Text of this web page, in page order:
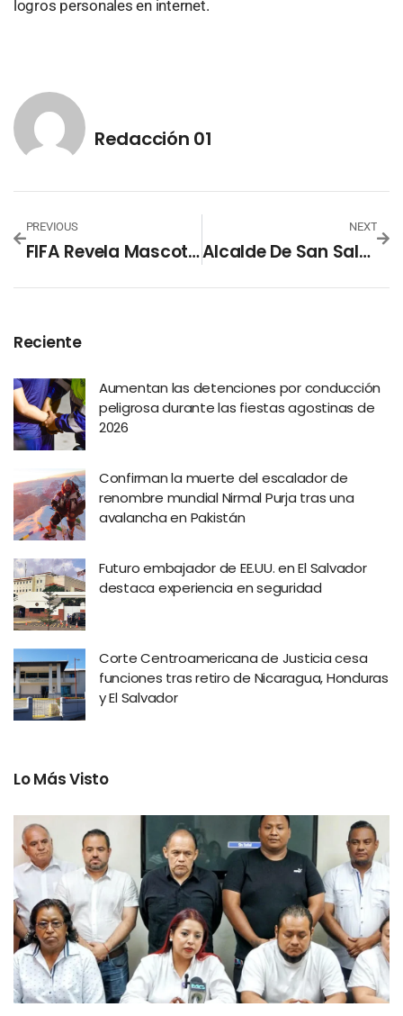
logros personales en internet.
Redacción 01
PREVIOUS
FIFA Revela Mascotas Del Mundial 2026
NEXT
Alcalde De San Salvador Oeste Destaca Mejoras Viales En Apopa Y Nejapa
Reciente
Aumentan las detenciones por conducción
peligrosa durante las fiestas agostinas de
2026
Confirman la muerte del escalador de
renombre mundial Nirmal Purja tras una
avalancha en Pakistán
Futuro embajador de EE.UU. en El Salvador
destaca experiencia en seguridad
Corte Centroamericana de Justicia cesa
funciones tras retiro de Nicaragua, Honduras
y El Salvador
Lo Más Visto